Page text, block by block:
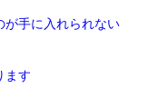
が手に入れられない
ます